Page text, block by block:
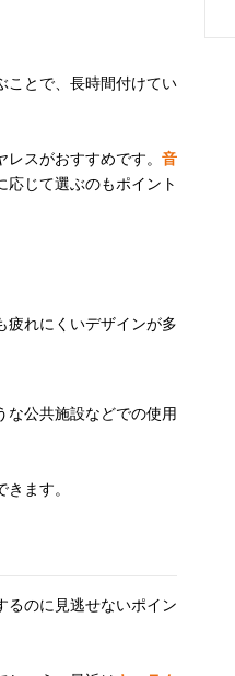
ことで、長時間付けてい
スがおすすめです。 音
じて選ぶのもポイント
疲れにくいデザインが多
な公共施設などでの使用
ます。
るのに見逃せないポイン